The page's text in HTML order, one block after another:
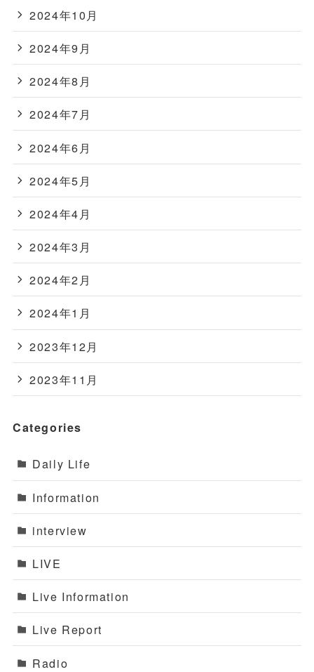
2024年10月
2024年9月
2024年8月
2024年7月
2024年6月
2024年5月
2024年4月
2024年3月
2024年2月
2024年1月
2023年12月
2023年11月
Categories
Daily Life
Information
interview
LIVE
Live Information
Live Report
Radio